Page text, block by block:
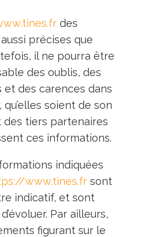
des
précises que
il ne pourra être
des oublis, des
et des carences dans
qu’elles soient de son
des tiers partenaires
ces informations.
indiquées
www.tines.fr sont
indicatif, et sont
Par ailleurs,
figurant sur le